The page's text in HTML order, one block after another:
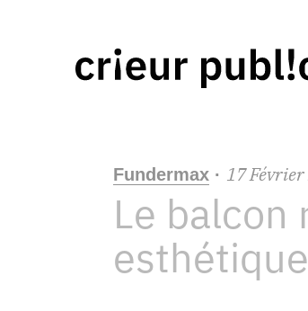
Fundermax · 17Février
Le balcon